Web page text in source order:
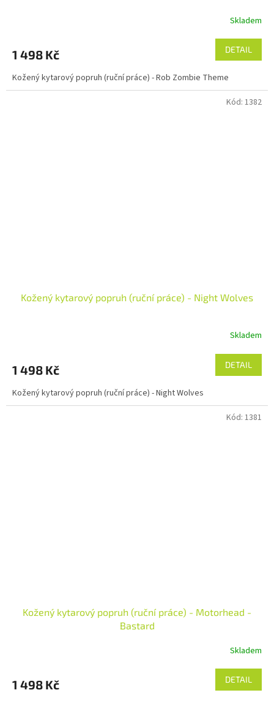
Skladem
1 498 Kč DETAIL
Kožený kytarový popruh (ruční práce) - Rob Zombie Theme
Kožený kytarový popruh (ruční práce) - Night Wolves
Skladem
1 498 Kč DETAIL
Kožený kytarový popruh (ruční práce) - Night Wolves
Kód: 1382
Kožený kytarový popruh (ruční práce) - Motorhead -
Bastard
Skladem
1 498 Kč DETAIL
Kód: 1381